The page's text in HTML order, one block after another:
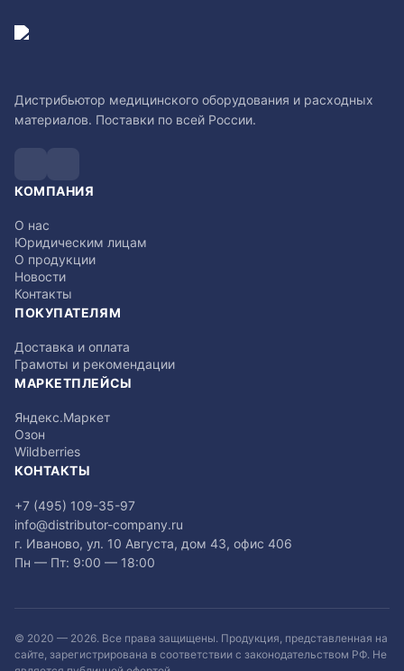
Дистрибьютор медицинского оборудования и расходных
материалов. Поставки по всей России.
КОМПАНИЯ
О нас
Юридическим лицам
О продукции
Новости
Контакты
ПОКУПАТЕЛЯМ
Доставка и оплата
Грамоты и рекомендации
МАРКЕТПЛЕЙСЫ
Яндекс.Маркет
Озон
Wildberries
КОНТАКТЫ
+7 (495) 109-35-97
info@distributor-company.ru
г. Иваново, ул. 10 Августа, дом 43, офис 406
Пн — Пт: 9:00 — 18:00
© 2020 — 2026. Все права защищены. Продукция, представленная на
сайте, зарегистрирована в соответствии с законодательством РФ. Не